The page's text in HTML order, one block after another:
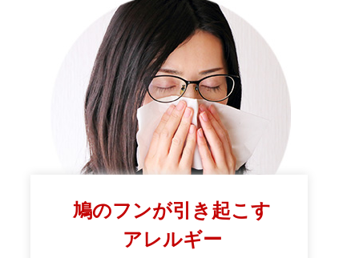
鳩のフンが引き起こす
アレルギー